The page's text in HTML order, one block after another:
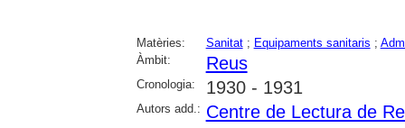
Matèries: Sanitat; Equipaments sanitaris ;
Àmbit:
Reus
Cronologia: 1930 - 1931
Autors add.: Centre de Lectura de